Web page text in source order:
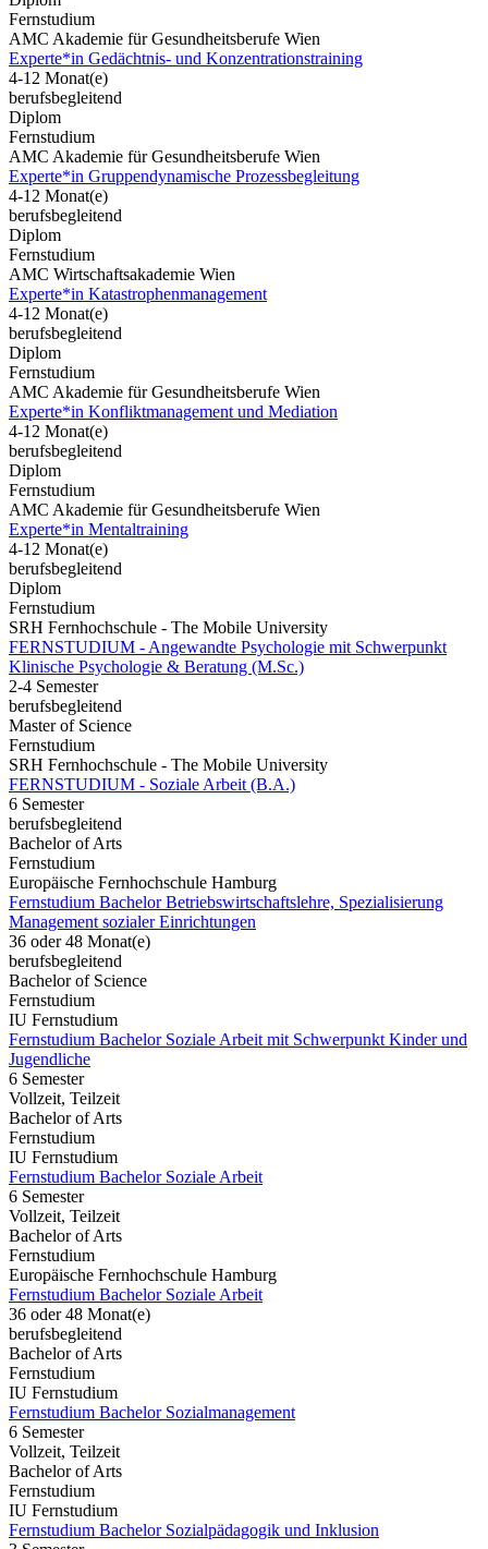
Fernstudium
AMC Akademie für Gesundheitsberufe Wien
Experte*in Gedächtnis- und Konzentrationstraining
4-12 Monat(e)
berufsbegleitend
Diplom
Fernstudium
AMC Akademie für Gesundheitsberufe Wien
Experte*in Gruppendynamische Prozessbegleitung
4-12 Monat(e)
berufsbegleitend
Diplom
Fernstudium
AMC Wirtschaftsakademie Wien
Experte*in Katastrophenmanagement
4-12 Monat(e)
berufsbegleitend
Diplom
Fernstudium
AMC Akademie für Gesundheitsberufe Wien
Experte*in Konfliktmanagement und Mediation
4-12 Monat(e)
berufsbegleitend
Diplom
Fernstudium
AMC Akademie für Gesundheitsberufe Wien
Experte*in Mentaltraining
4-12 Monat(e)
berufsbegleitend
Diplom
Fernstudium
SRH Fernhochschule - The Mobile University
FERNSTUDIUM - Angewandte Psychologie mit Schwerpunkt
Klinische Psychologie & Beratung (M.Sc.)
2-4 Semester
berufsbegleitend
Master of Science
Fernstudium
SRH Fernhochschule - The Mobile University
FERNSTUDIUM - Soziale Arbeit (B.A.)
6 Semester
berufsbegleitend
Bachelor of Arts
Fernstudium
Europäische Fernhochschule Hamburg
Fernstudium Bachelor Betriebswirtschaftslehre, Spezialisierung
Management sozialer Einrichtungen
36 oder 48 Monat(e)
berufsbegleitend
Bachelor of Science
Fernstudium
IU Fernstudium
Fernstudium Bachelor Soziale Arbeit mit Schwerpunkt Kinder und
Jugendliche
6 Semester
Vollzeit, Teilzeit
Bachelor of Arts
Fernstudium
IU Fernstudium
Fernstudium Bachelor Soziale Arbeit
6 Semester
Vollzeit, Teilzeit
Bachelor of Arts
Fernstudium
Europäische Fernhochschule Hamburg
Fernstudium Bachelor Soziale Arbeit
36 oder 48 Monat(e)
berufsbegleitend
Bachelor of Arts
Fernstudium
IU Fernstudium
Fernstudium Bachelor Sozialmanagement
6 Semester
Vollzeit, Teilzeit
Bachelor of Arts
Fernstudium
IU Fernstudium
Fernstudium Bachelor Sozialpädagogik und Inklusion